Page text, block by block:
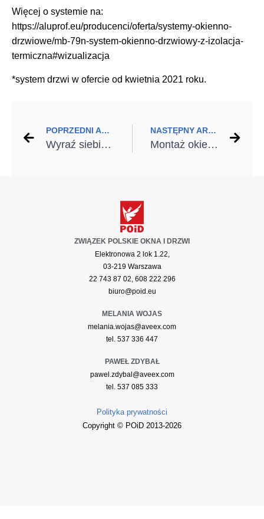
Więcej o systemie na:
https://aluprof.eu/producenci/oferta/systemy-okienno-
drzwiowe/mb-79n-system-okienno-drzwiowy-z-izolacja-
termiczna#wizualizacja
*system drzwi w ofercie od kwietnia 2021 roku.
POPRZEDNI ARTYKUŁ
Wyraź siebie poprzez niebanalne rozwiązania
NASTĘPNY ARTYKUŁ
Montaż okien i drzwi w nowoczesnym wydaniu
ZWIĄZEK POLSKIE OKNA I DRZWI
Elektronowa 2 lok 1.22,
03-219 Warszawa
22 743 87 02, 608 222 296
biuro@poid.eu
MELANIA WOJAS
melania.wojas@aveex.com
tel. 537 336 447
PAWEŁ ZDYBAŁ
pawel.zdybal@aveex.com
tel. 537 085 333
Polityka prywatności
Copyright © POiD 2013-2026